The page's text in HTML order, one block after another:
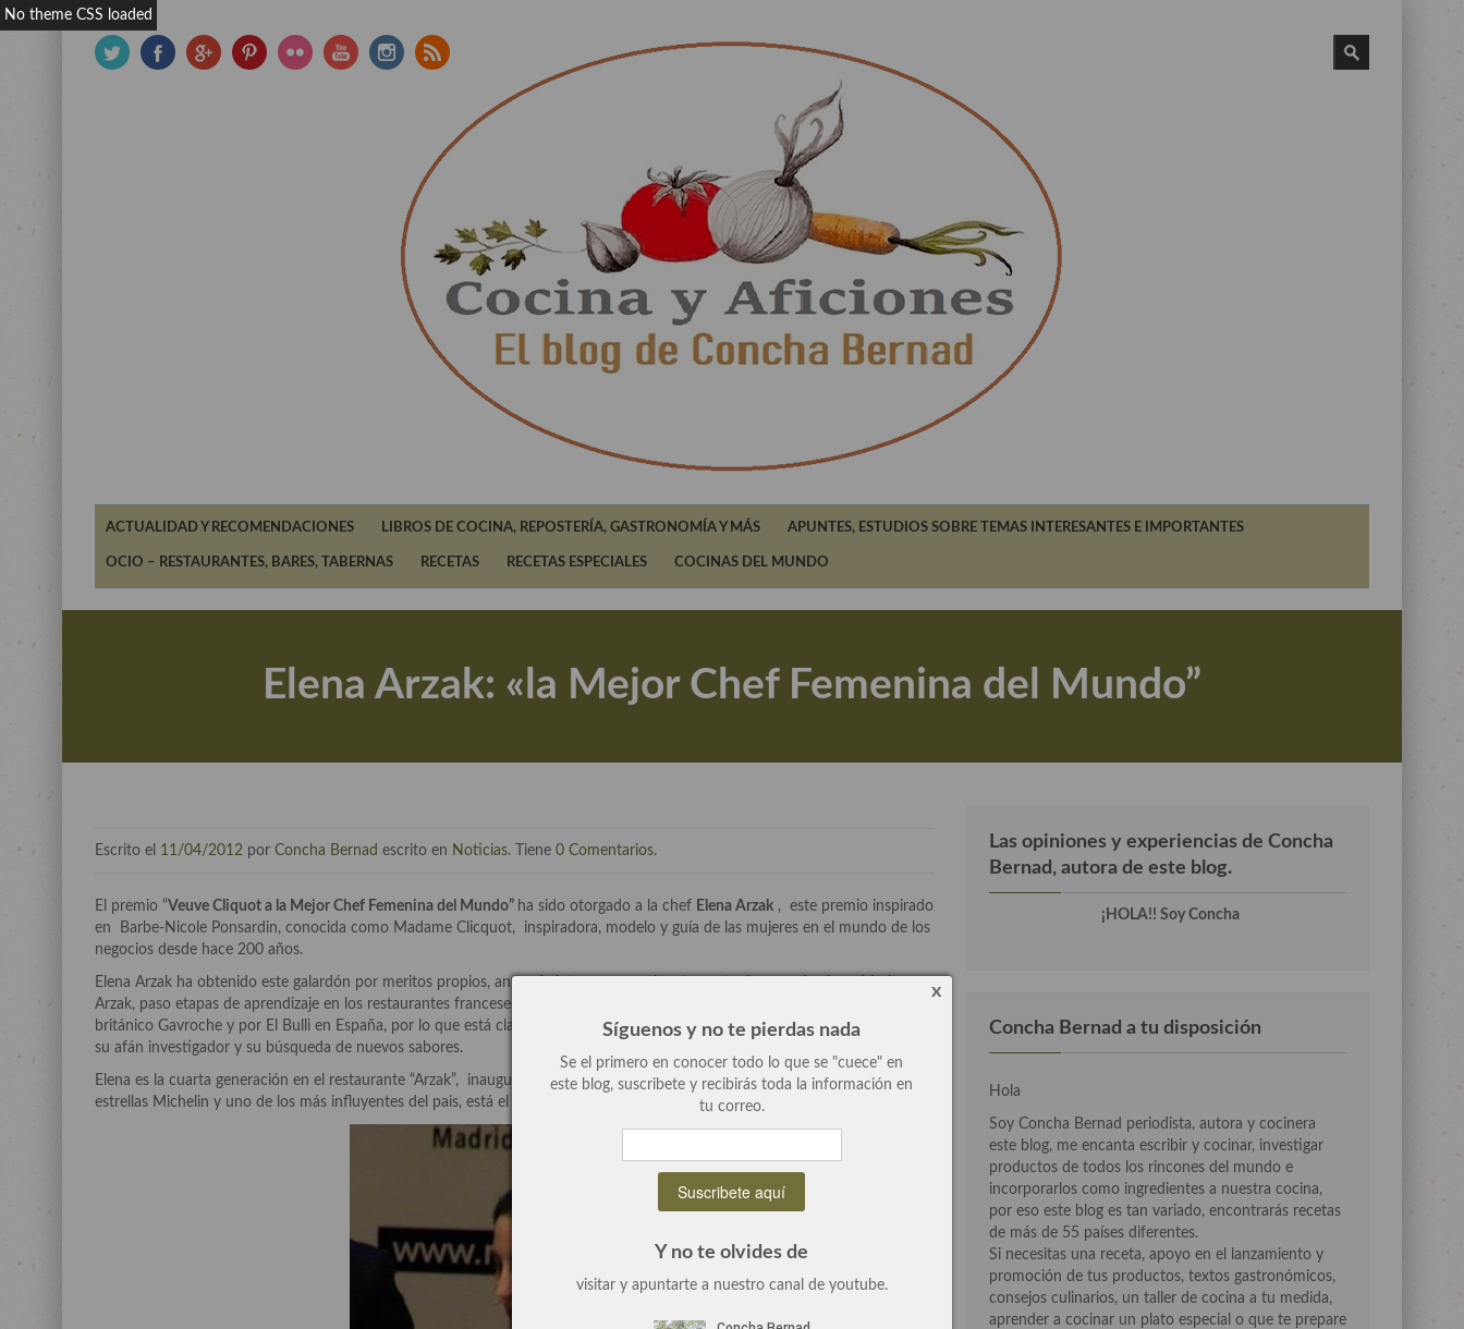
ACTUALIDAD Y RECOMENDACIONES LIBROS DE COCINA, REPOSTERÍA, GASTRONOMÍA Y MÁS APUNTES, ESTUDIOS SOBRE TEMAS INTERESANTES E IMPORTANTES
OCIO – RESTAURANTES, BARES, TABERNAS RECETAS RECETAS ESPECIALES COCINAS DEL MUNDO
Elena Arzak: «la Mejor Chef Femenina del Mundo”
Escrito el 11/04/2012 por Concha Bernad escrito en Noticias. Tiene 0 Comentarios.
El premio “Veuve Cliquot a la Mejor Chef Femenina del Mundo” ha sido otorgado a la chef Elena Arzak , este premio inspirado
en Barbe-Nicole Ponsardin, conocida como Madame Clicquot, inspiradora, modelo y guía de las mujeres en el mundo de los
negocios desde hace 200 años.
Elena Arzak ha obtenido este galardón por meritos propios, antes de integrarse en el restaurante de su padre Juan Mari
Arzak, paso etapas de aprendizaje en los restaurantes franceses Maison Troisgros, Bras y Pierre Gagnaire de Paris, por el
británico Gavroche y por El Bulli en España, por lo que está claro que es un premio ganado a pulso por su preparación y por
su afán investigador y su búsqueda de nuevos sabores.
Elena es la cuarta generación en el restaurante “Arzak”, inaugurado en 1897, el primero del país vasco en conseguir tres
estrellas Michelin y uno de los más influyentes del pais, está el octavo entre los cuarenta más importantes del mundo.
Las opiniones y experiencias de Concha
Bernad, autora de este blog.
¡HOLA!! Soy Concha
Concha Bernad a tu disposición
Hola
Soy Concha Bernad periodista, autora y cocinera
este blog, me encanta escribir y cocinar, investigar
productos de todos los rincones del mundo e
incorporarlos como ingredientes a nuestra cocina,
por eso este blog es tan variado, encontrarás recetas
de más de 55 países diferentes.
Si necesitas una receta, apoyo en el lanzamiento y
promoción de tus productos, textos gastronómicos,
consejos culinarios, un taller de cocina a tu medida,
aprender a cocinar un plato especial o que te prepare
x
Síguenos y no te pierdas nada
Se el primero en conocer todo lo que se "cuece" en
este blog, suscribete y recibirás toda la información en
tu correo.
Y no te olvides de
visitar y apuntarte a nuestro canal de youtube.
No theme CSS loaded